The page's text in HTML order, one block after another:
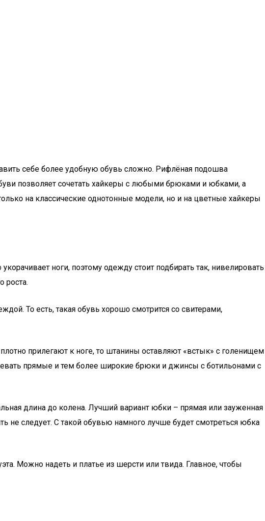
себе более удобную обувь сложно. Рифлёная подошва
позволяет сочетать хайкеры с любыми брюками и юбками, а
на классические однотонные модели, но и на цветные хайкеры
ноги, поэтому одежду стоит подбирать так, нивелировать
роста.
То есть, такая обувь хорошо смотрится со свитерами,
прилегают к ноге, то штанины оставляют «встык» с голенищем
прямые и тем более широкие брюки и джинсы с ботильонами с
длина до колена. Лучший вариант юбки – прямая или зауженная
следует. С такой обувью намного лучше будет смотреться юбка
Можно надеть и платье из шерсти или твида. Главное, чтобы